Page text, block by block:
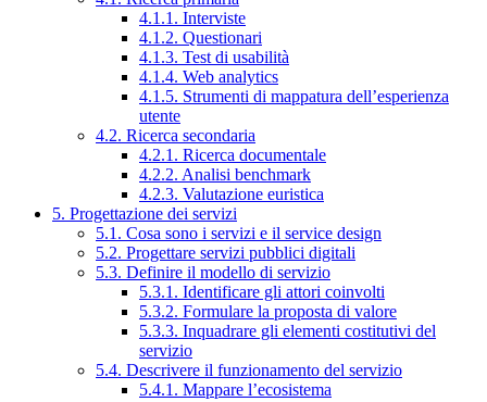
4.1.1. Interviste
4.1.2. Questionari
4.1.3. Test di usabilità
4.1.4. Web analytics
4.1.5. Strumenti di mappatura dell’esperienza
utente
4.2. Ricerca secondaria
4.2.1. Ricerca documentale
4.2.2. Analisi benchmark
4.2.3. Valutazione euristica
5. Progettazione dei servizi
5.1. Cosa sono i servizi e il service design
5.2. Progettare servizi pubblici digitali
5.3. Definire il modello di servizio
5.3.1. Identificare gli attori coinvolti
5.3.2. Formulare la proposta di valore
5.3.3. Inquadrare gli elementi costitutivi del
servizio
5.4. Descrivere il funzionamento del servizio
5.4.1. Mappare l’ecosistema